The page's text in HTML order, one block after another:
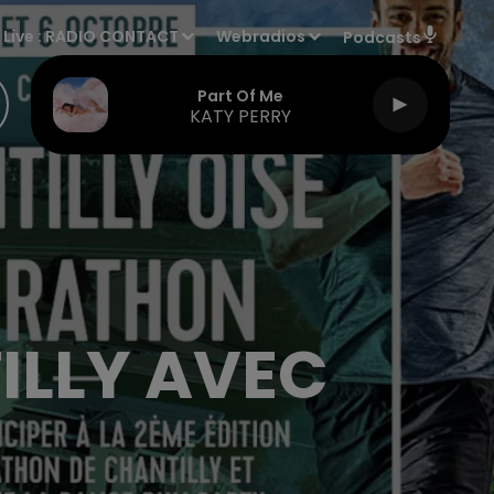
Live :RADIO CONTACT Webradios Podcasts
Part Of Me
KATY PERRY
AVEC